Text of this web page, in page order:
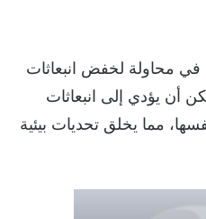
في محاولة لخفض انبعاثات
أن يؤدي إلى انبعاثات
مما يخلق تحديات بيئية